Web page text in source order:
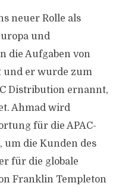
neuer Rolle als
und
die Aufgaben von
und er wurde zum
Distribution ernannt,
Ahmad wird
für die APAC-
um die Kunden des
für die globale
Franklin Templeton